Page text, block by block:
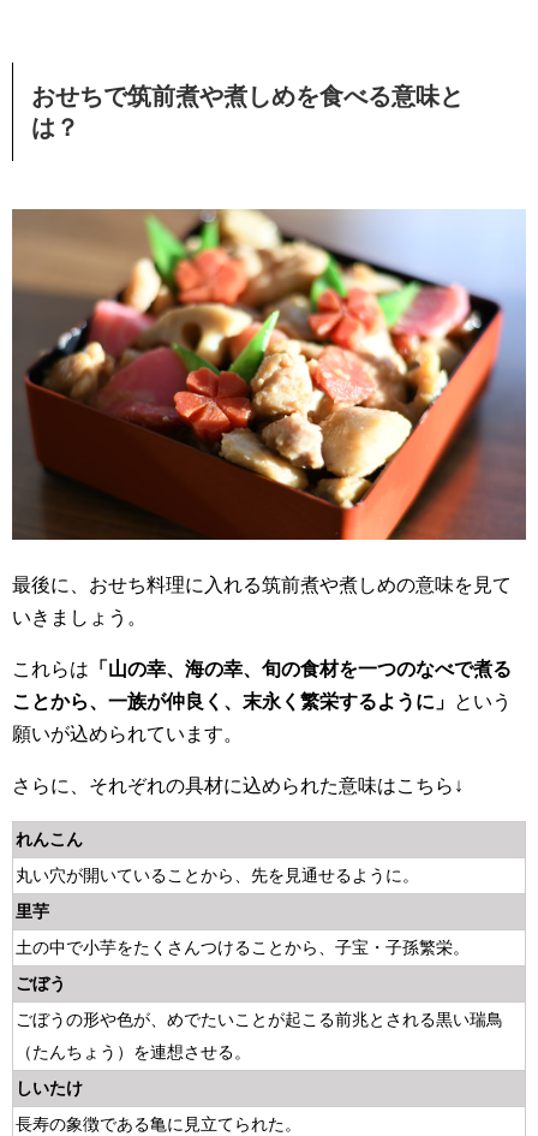
おせちで筑前煮や煮しめを食べる意味と
は？
最後に、おせち料理に入れる筑前煮や煮しめの意味を見て
いきましょう。
これらは 「山の幸、海の幸、旬の食材を一つのなべで煮る
ことから、一族が仲良く、末永く繁栄するように」 という
願いが込められています。
さらに、それぞれの具材に込められた意味はこちら↓
れんこん
丸い穴が開いていることから、先を見通せるように。
里芋
土の中で小芋をたくさんつけることから、子宝・子孫繁栄。
ごぼう
ごぼうの形や色が、めでたいことが起こる前兆とされる黒い瑞鳥
（たんちょう）を連想させる。
しいたけ
長寿の象徴である亀に見立てられた。